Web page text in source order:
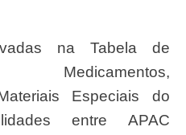
Medicamentos,
Especiais do
entre APAC